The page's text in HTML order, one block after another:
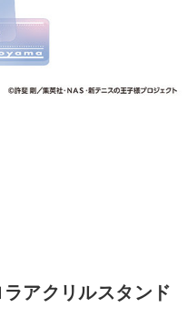
アクリルスタンド